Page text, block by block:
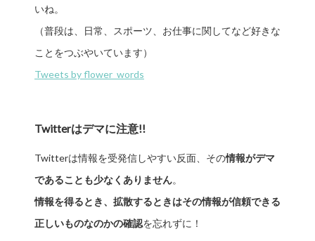
いね。
（普段は、日常、スポーツ、お仕事に関してなど好きな
ことをつぶやいています）
Tweets by flower_words
Twitterはデマに注意!!
Twitterは情報を受発信しやすい反面、その情報がデマ
であることも少なくありません。
情報を得るとき、拡散するときはその情報が信頼できる
正しいものなのかの確認を忘れずに！